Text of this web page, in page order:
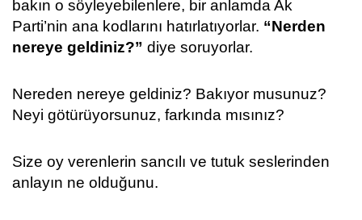
bakın o söyleyebilenlere, bir anlamda Ak
Parti’nin ana kodlarını hatırlatıyorlar. “Nerden
nereye geldiniz?” diye soruyorlar.
Nereden nereye geldiniz? Bakıyor musunuz?
Neyi götürüyorsunuz, farkında mısınız?
Size oy verenlerin sancılı ve tutuk seslerinden
anlayın ne olduğunu.